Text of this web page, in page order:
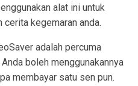
alat ini untuk
cerita kegemaran anda.
adalah percuma
boleh menggunakannya
membayar satu sen pun.